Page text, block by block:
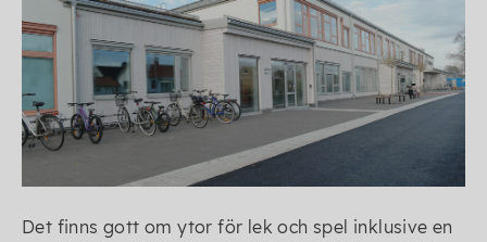
Det finns gott om ytor för lek och spel inklusive en